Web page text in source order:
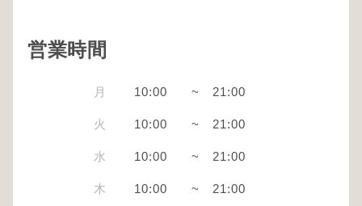
営業時間
月 10:00 ~ 21:00
火 10:00 ~ 21:00
水 10:00 ~ 21:00
木 10:00 ~ 21:00